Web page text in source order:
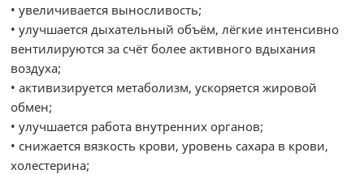
• увеличивается выносливость;
• улучшается дыхательный объём, лёгкие интенсивно
вентилируются за счёт более активного вдыхания
воздуха;
• активизируется метаболизм, ускоряется жировой
обмен;
• улучшается работа внутренних органов;
• снижается вязкость крови, уровень сахара в крови,
холестерина;